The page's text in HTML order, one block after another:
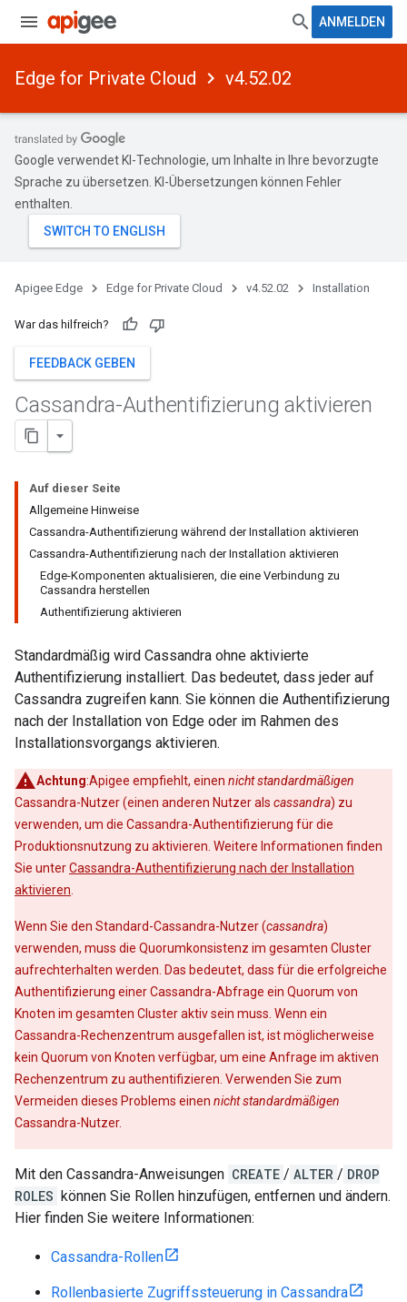
ANMELDEN
Edge for Private Cloud v4.52.02
Google verwendet KI-Technologie, um Inhalte in Ihre bevorzugte
Sprache zu übersetzen. KI-Übersetzungen können Fehler
enthalten.
Apigee Edge Edge for Private Cloud v4.52.02 Installation
War das hilfreich?
FEEDBACK GEBEN
Cassandra-Authentifizierung aktivieren
Auf dieser Seite
Allgemeine Hinweise
Cassandra-Authentifizierung während der Installation aktivieren
Cassandra-Authentifizierung nach der Installation aktivieren
Edge-Komponenten aktualisieren, die eine Verbindung zu
Cassandra herstellen
Authentifizierung aktivieren
Standardmäßig wird Cassandra ohne aktivierte
Authentifizierung installiert. Das bedeutet, dass jeder auf
Cassandra zugreifen kann. Sie können die Authentifizierung
nach der Installation von Edge oder im Rahmen des
Installationsvorgangs aktivieren.
Achtung:Apigee empfiehlt, einen nicht standardmäßigen
Cassandra-Nutzer (einen anderen Nutzer als cassandra) zu
verwenden, um die Cassandra-Authentifizierung für die
Produktionsnutzung zu aktivieren. Weitere Informationen finden
Sie unterCassandra-Authentifizierung nach der Installation
aktivieren
Wenn Sie den Standard-Cassandra-Nutzer (cassandra)
verwenden, muss die Quorumkonsistenz im gesamten Cluster
aufrechterhalten werden. Das bedeutet, dass für die erfolgreiche
Authentifizierung einer Cassandra-Abfrage ein Quorum von
Knoten im gesamten Cluster aktiv sein muss. Wenn ein
Cassandra-Rechenzentrum ausgefallen ist, ist möglicherweise
kein Quorum von Knoten verfügbar, um eine Anfrage im aktiven
Rechenzentrum zu authentifizieren. Verwenden Sie zum
Vermeiden dieses Problems einen nicht standardmäßigen
Cassandra-Nutzer.
Mit den Cassandra-Anweisungen CREATE / ALTER / DROP
ROLES können Sie Rollen hinzufügen, entfernen und ändern.
Hier finden Sie weitere Informationen:
Cassandra-Rollen
Rollenbasierte Zugriffssteuerung in Cassandra